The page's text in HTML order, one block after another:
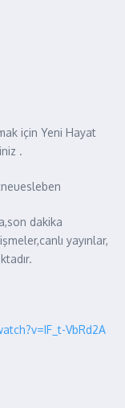
için Yeni Hayat
.
dakika
yayınlar,
VbRd2A